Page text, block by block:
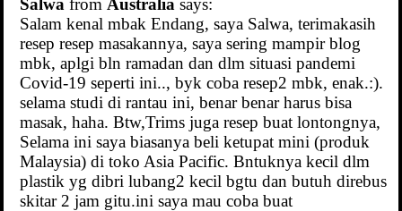
Salam kenal mbak Endang, saya Salwa, terimakasih
resep resep masakannya, saya sering mampir blog
mbk, aplgi bln ramadan dan dlm situasi pandemi
Covid-19 seperti ini.., byk coba resep2 mbk, enak.:).
selama studi di rantau ini, benar benar harus bisa
masak, haha. Btw,Trims juga resep buat lontongnya,
Selama ini saya biasanya beli ketupat mini (produk
Malaysia) di toko Asia Pacific. Bntuknya kecil dlm
plastik yg dibri lubang2 kecil bgtu dan butuh direbus
skitar 2 jam gitu.ini saya mau coba buat